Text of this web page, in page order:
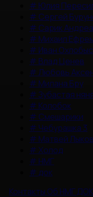
# Юлия
# Сергей
# Сарик
# Михаил
# Иван
# Влад Ценев
#Любовь
# Милана Бру
#Зубастая
# Колобок
# Смешарики
# Чебурашка 3
# Матвей Лыков
#Холод
# НМГ
# док
Контакты Об НМГ ДОК